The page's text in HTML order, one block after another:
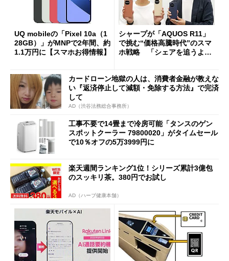
UQ mobileの「Pixel 10a（1
28GB）」がMNPで2年間、約
1.1万円に【スマホお得情報】
シャープが「AQUOS R11」
で挑む“価格高騰時代”のスマ
ホ戦略 「シェアを追うより
カードローン地獄の人は、消費者金融が教えな
い『返済停止して減額・免除する方法』で完済
して
AD（渋谷法務総合事務所）
工事不要で14畳まで冷房可能「タンスのゲン
スポットクーラー 79800020」がタイムセール
で10％オフの5万3999円に
楽天週間ランキング1位！シリーズ累計3億包
のスッキリ茶。380円でお試し
AD（ハーブ健康本舗）